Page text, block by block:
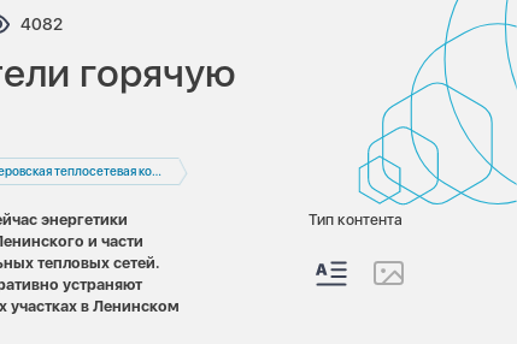
Просмотров:
4082
горячую
теплосетевая компания
энергетики
и части
тепловых сетей.
устраняют
в Ленинском
Тип контента